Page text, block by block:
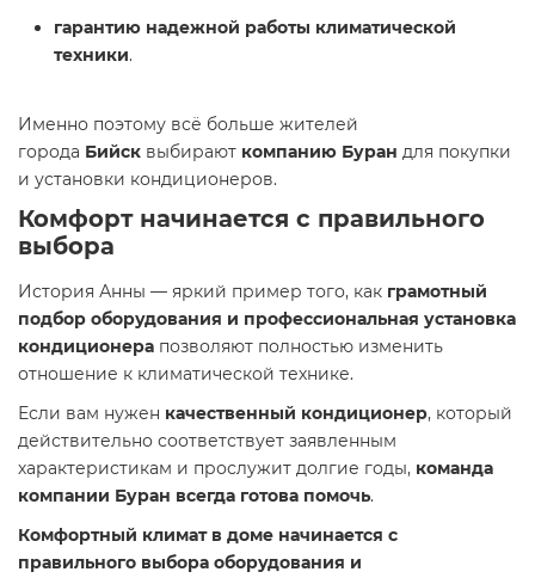
гарантию надежной работы климатической
техники.
Именно поэтому всё больше жителей
города Бийск выбирают компанию Буран для покупки
и установки кондиционеров.
Комфорт начинается с правильного
выбора
История Анны — яркий пример того, как грамотный
подбор оборудования и профессиональная установка
кондиционера позволяют полностью изменить
отношение к климатической технике.
Если вам нужен качественный кондиционер, который
действительно соответствует заявленным
характеристикам и прослужит долгие годы, команда
компании Буран всегда готова помочь.
Комфортный климат в доме начинается с
правильного выбора оборудования и